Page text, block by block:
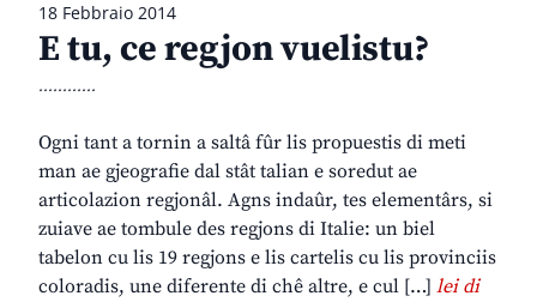
18 Febbraio 2014
E tu, ce regjon vuelistu?
............
Ogni tant a tornin a saltâ fûr lis propuestis di meti
man ae gjeografie dal stât talian e soredut ae
articolazion regjonâl. Agns indaûr, tes elementârs, si
zuiave ae tombule des regjons di Italie: un biel
tabelon cu lis 19 regjons e lis cartelis cu lis provinciis
coloradis, une diferente di chê altre, e cul […] lei di